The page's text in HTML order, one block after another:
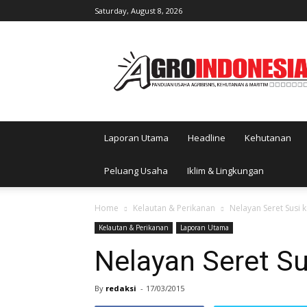
Saturday, August 8, 2026
Laporan Utama Headline Kehutanan
Peluang Usaha Iklim & Lingkungan
Home Kelautan & Perikanan Nelayan Seret Susi
Kelautan & Perikanan Laporan Utama
Nelayan Seret
By redaksi - 17/03/2015